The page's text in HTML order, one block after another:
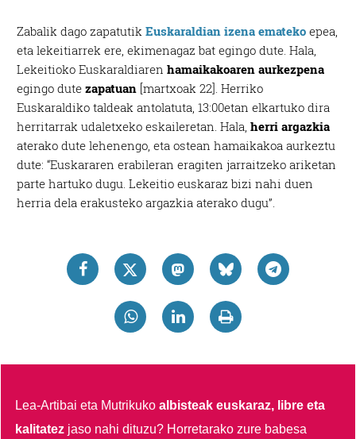
Zabalik dago zapatutikEuskaraldian izena emateko epea,
eta lekeitiarrek ere, ekimenagaz bat egingo dute. Hala,
Lekeitioko Euskaraldiarenhamaikakoaren aurkezpena
egingo dutezapatuan [martxoak 22]. Herriko
Euskaraldiko taldeak antolatuta, 13:00etan elkartuko dira
herritarrak udaletxeko eskaileretan. Hala,herri argazkia
aterako dute lehenengo, eta ostean hamaikakoa aurkeztu
dute: “Euskararen erabileran eragiten jarraitzeko ariketan
parte hartuko dugu. Lekeitio euskaraz bizi nahi duen
herria dela erakusteko argazkia aterako dugu”.
Lea-Artibai eta Mutrikukoalbisteak euskaraz, libre eta
kalitatez jaso nahi dituzu? Horretarako zure babesa